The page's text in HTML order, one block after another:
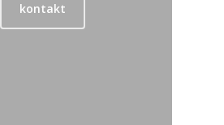
kontakt